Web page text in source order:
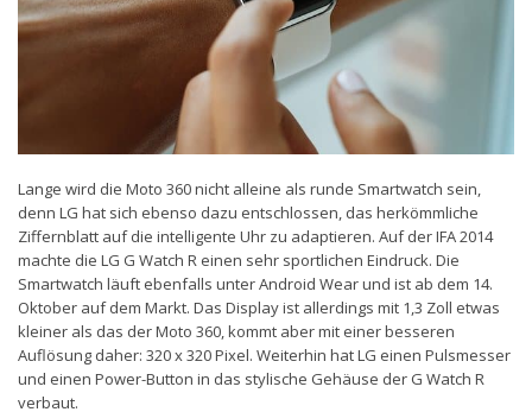
Lange wird die Moto 360 nicht alleine als runde Smartwatch sein,
denn LG hat sich ebenso dazu entschlossen, das herkömmliche
Ziffernblatt auf die intelligente Uhr zu adaptieren. Auf der IFA 2014
machte die LG G Watch R einen sehr sportlichen Eindruck. Die
Smartwatch läuft ebenfalls unter Android Wear und ist ab dem 14.
Oktober auf dem Markt. Das Display ist allerdings mit 1,3 Zoll etwas
kleiner als das der Moto 360, kommt aber mit einer besseren
Auflösung daher: 320 x 320 Pixel. Weiterhin hat LG einen Pulsmesser
und einen Power-Button in das stylische Gehäuse der G Watch R
verbaut.